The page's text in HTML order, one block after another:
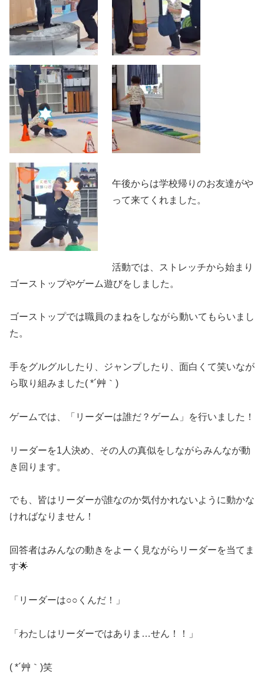
午後からは学校帰りのお友達がや
って来てくれました。
活動では、ストレッチから始まり
ゴーストップやゲーム遊びをしました。
ゴーストップでは職員のまねをしながら動いてもらいまし
た。
手をグルグルしたり、ジャンプしたり、面白くて笑いなが
ら取り組みました( *´艸｀)
ゲームでは、「リーダーは誰だ？ゲーム」を行いました！
リーダーを1人決め、その人の真似をしながらみんなが動
き回ります。
でも、皆はリーダーが誰なのか気付かれないように動かな
ければなりません！
回答者はみんなの動きをよーく見ながらリーダーを当てま
す🌟
「リーダーは○○くんだ！」
「わたしはリーダーではありま…せん！！」
( *´艸｀)笑